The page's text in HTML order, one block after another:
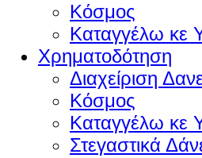
Κόσμος
Καταγγέλω κε
Χρηματοδότηση
Διαχείριση
Κόσμος
Καταγγέλω κε
Στεγαστικά